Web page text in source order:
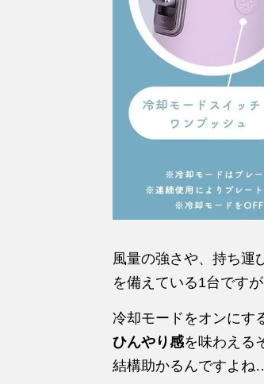
風量の強さや、持ち運
を備えている1台ですが
冷却モードをオンにす
ひんやり感を味わえる
結構助かるんですよね